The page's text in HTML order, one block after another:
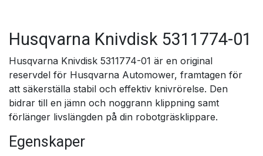
Husqvarna Knivdisk 5311774-01
Husqvarna Knivdisk 5311774-01 är en original
reservdel för Husqvarna Automower, framtagen för
att säkerställa stabil och effektiv knivrörelse. Den
bidrar till en jämn och noggrann klippning samt
förlänger livslängden på din robotgräsklippare.
Egenskaper